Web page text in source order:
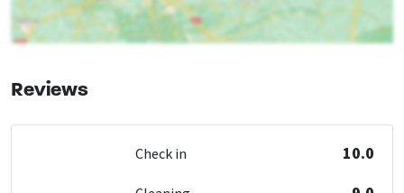
Sauna (km): < 5 km
Recreational water (km)
: < 5 km
Shops : < 5 km
Railway station
Reviews
Check in 10.0